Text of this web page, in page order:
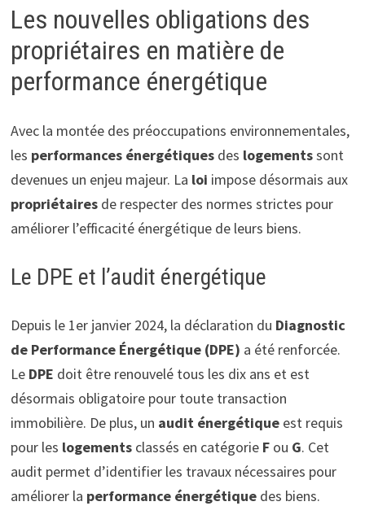
Les nouvelles obligations des
propriétaires en matière de
performance énergétique
Avec la montée des préoccupations environnementales,
les performances énergétiquesdes logementssont
devenues un enjeu majeur. La loi impose désormais aux
propriétairesde respecter des normes strictes pour
améliorer l’efficacité énergétique de leurs biens.
Le DPE et l’audit énergétique
Depuis le 1er janvier 2024, la déclaration du Diagnostic
de Performance Énergétique (DPE) a été renforcée.
Le DPE doit être renouvelé tous les dix ans et est
désormais obligatoire pour toute transaction
immobilière. De plus, un audit énergétiqueest requis
pour les logementsclassés en catégorie Fou G. Cet
audit permet d’identifier les travaux nécessaires pour
améliorer la performance énergétiquedes biens.